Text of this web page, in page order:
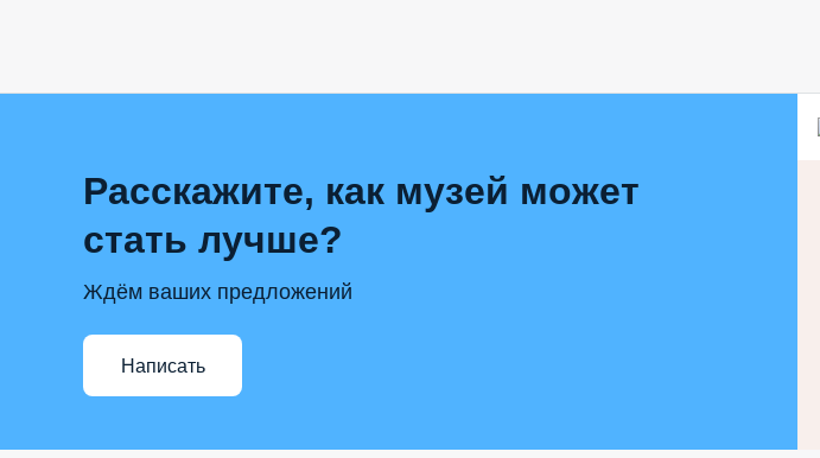
Расскажите, как музей может
стать лучше?
Ждём ваших предложений
Написать